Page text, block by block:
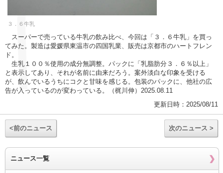
３．６牛乳
スーパーで売っている牛乳の飲み比べ、今回は「３．６牛乳」を買っ
てみた。製造は愛媛県東温市の四国乳業、販売は京都市のハートフレン
ド。
生乳１００％使用の成分無調整。パックに「乳脂肪分３．６％以上」
と表示してあり、それが名前に由来だろう。案外淡白な印象を受ける
が、飲んでいるうちにコクと甘味を感じる。包装のパックに、他社の広
告が入っているのが変わっている。（梶川伸）2025.08.11
更新日時：2025/08/11
<前のニュース 次のニュース >
ニュース一覧